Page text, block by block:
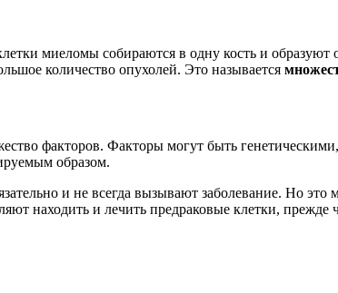
миеломы собираются в одну кость и образуют
количество опухолей. Это называется
факторов. Факторы могут быть
образом.
и не всегда вызывают заболевание. Но это
находить и лечить предраковые клетки, прежде